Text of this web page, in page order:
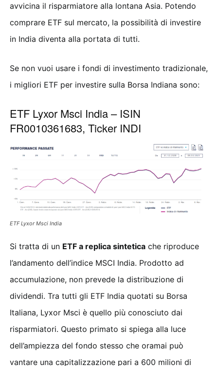
avvicina il risparmiatore alla lontana Asia. Potendo
comprare ETF sul mercato, la possibilità di investire
in India diventa alla portata di tutti.
Se non vuoi usare i fondi di investimento tradizionale,
i migliori ETF per investire sulla Borsa Indiana sono:
ETF Lyxor Msci India – ISIN
FR0010361683, Ticker INDI
ETF Lyxor Msci India
Si tratta di un ETF a replica sintetica che riproduce
l’andamento dell’indice MSCI India. Prodotto ad
accumulazione, non prevede la distribuzione di
dividendi. Tra tutti gli ETF India quotati su Borsa
Italiana, Lyxor Msci è quello più conosciuto dai
risparmiatori. Questo primato si spiega alla luce
dell’ampiezza del fondo stesso che oramai può
vantare una capitalizzazione pari a 600 milioni di